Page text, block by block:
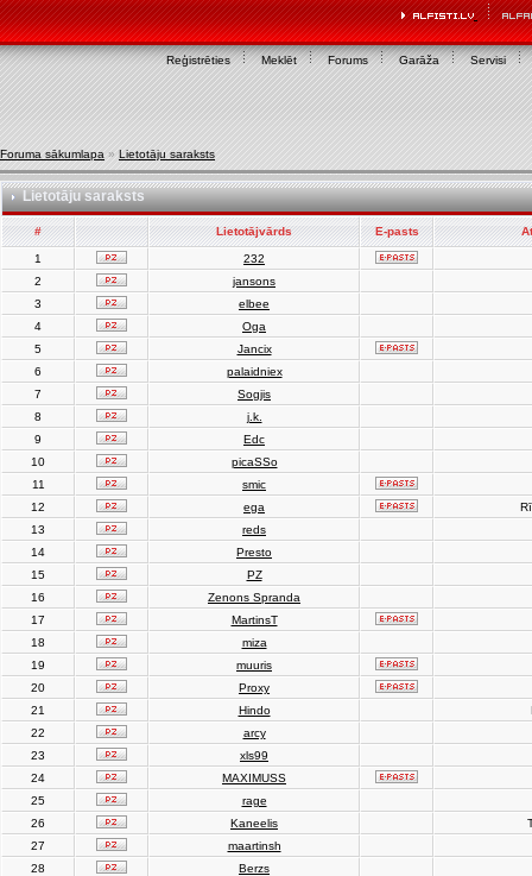
Reģistrēties Meklēt Forums Garāža Servisi
Foruma sākumlapa » Lietotāju saraksts
Lietotāju saraksts
# Lietotājvārds E-pasts
1
232
2
jansons
3
elbee
4
Oga
5
Jancix
6
palaidniex
7
Sogjis
8
j.k.
9
Edc
10
picaSSo
11
smic
12
ega
13
reds
14
Presto
15
PZ
16
Zenons Spranda
17
MartinsT
18
miza
19
muuris
20
Proxy
21
Hindo
22
arcy
23
xls99
24
MAXIMUSS
25
rage
26
Kaneelis
27
maartinsh
28
Berzs